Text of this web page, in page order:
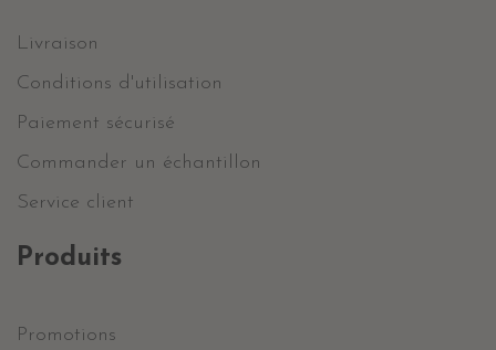
Livraison
Conditions d'utilisation
Paiement sécurisé
Commander un échantillon
Service client
Produits
Promotions